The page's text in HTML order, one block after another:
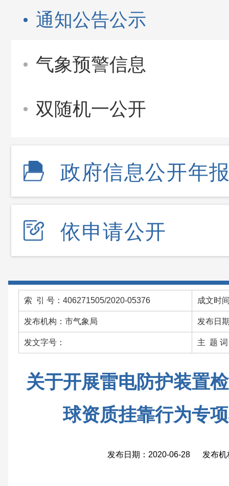
通知公告公示
气象预警信息
双随机一公开
政府信息公开年
依申请公开
索 引 号：406271505/2020-05376 成文时
发布机构：市气象局 发布日
发文字号： 主 题 词
关于开展雷电防护装置
球资质挂靠行为专
发布日期：2020-06-28 发布机